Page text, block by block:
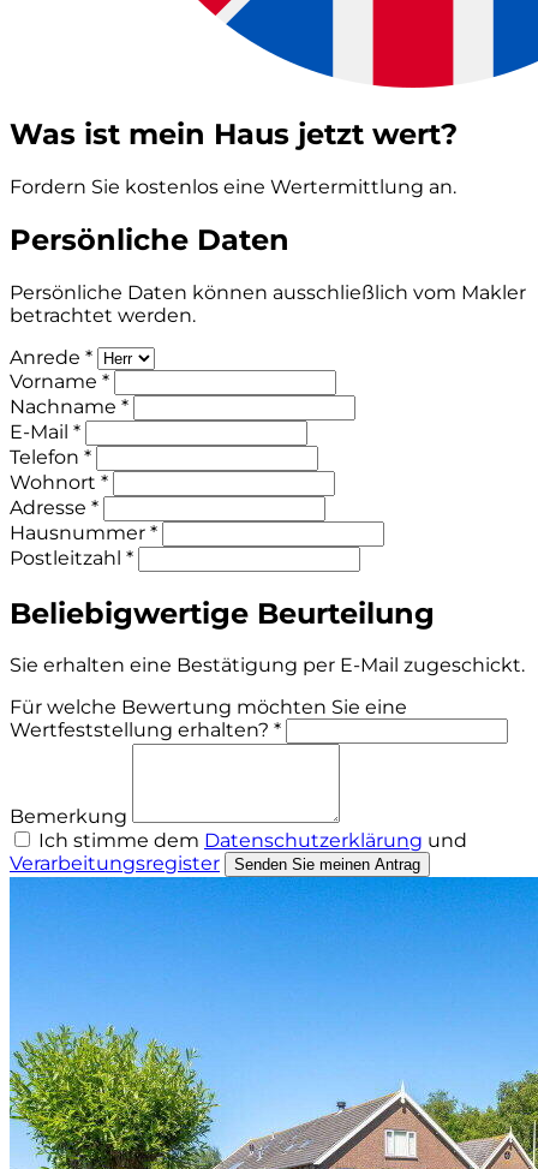
Was ist mein Haus jetzt wert?
Fordern Sie kostenlos eine Wertermittlung an.
Persönliche Daten
Persönliche Daten können ausschließlich vom Makler
betrachtet werden.
Anrede *
Vorname *
Nachname *
E-Mail *
Telefon *
Wohnort *
Adresse *
Hausnummer *
Postleitzahl *
Beliebigwertige Beurteilung
Sie erhalten eine Bestätigung per E-Mail zugeschickt.
Für welche Bewertung möchten Sie eine
Wertfeststellung erhalten? *
Bemerkung
Ich stimme dem Datenschutzerklärung und
Verarbeitungsregister
Senden Sie meinen Antrag